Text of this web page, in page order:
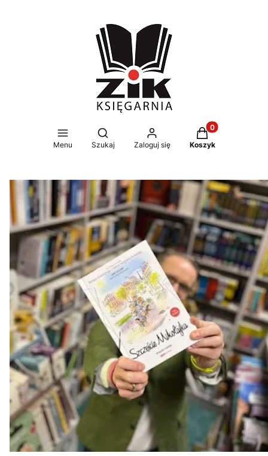
Menu
Otwórz wyszukiwarkę
Szukaj Zaloguj się
Produkty w
Koszyk